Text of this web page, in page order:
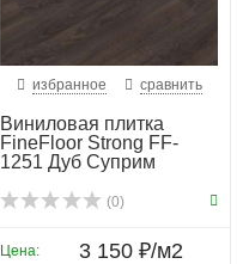
избранное сравнить
Виниловая плитка
FineFloor Strong FF-
1251 Дуб Суприм
(0)
Цена: 3 150 ₽/м2